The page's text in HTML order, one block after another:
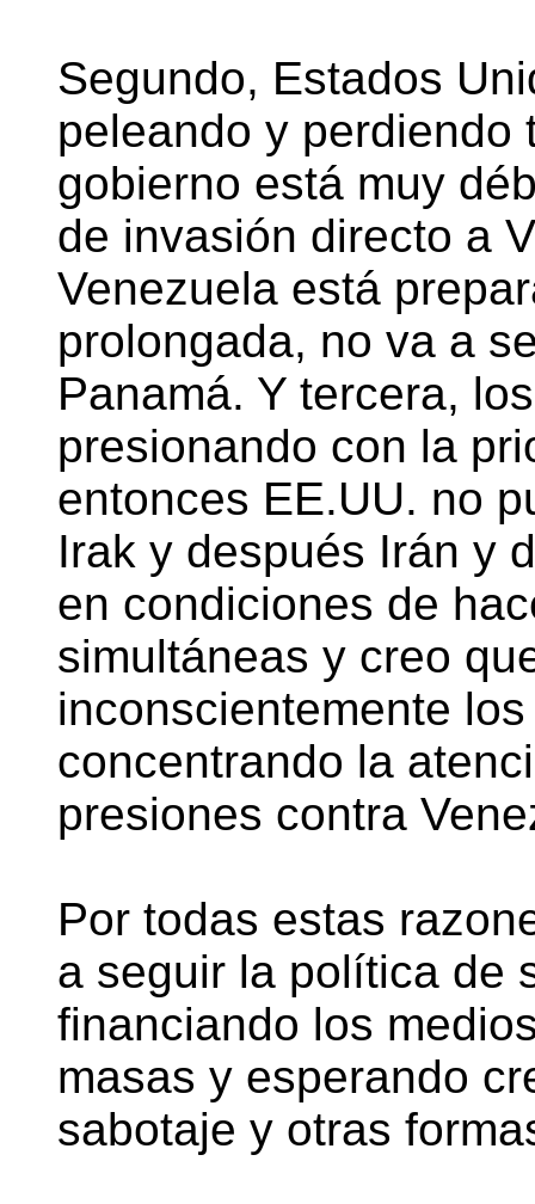
Segundo, Estados
peleando y perdiendo
gobierno está muy
de invasión directo a
Venezuela está
prolongada, no va a
Panamá. Y tercera,
presionando con la
entonces EE.UU. no
Irak y después Irán y
en condiciones de
simultáneas y creo
inconscientemente
concentrando la
presiones contra
Por todas estas
a seguir la política de
financiando los
masas y esperando
sabotaje y otras